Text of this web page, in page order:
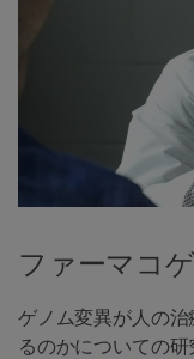
ファーマコ
ゲノム変異が人の
るのかについての